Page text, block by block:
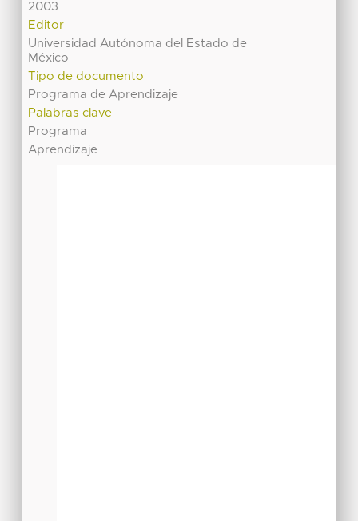
2003
Editor
Universidad Autónoma del Estado de
México
Tipo de documento
Programa de Aprendizaje
Palabras clave
Programa
Aprendizaje